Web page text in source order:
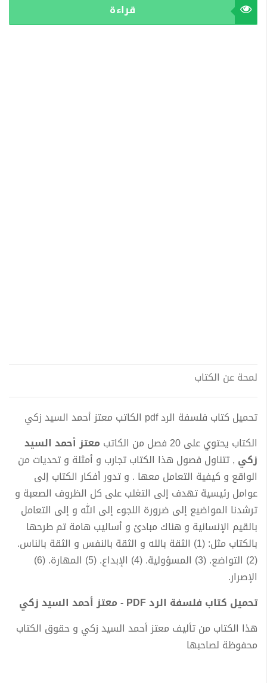
قراءة
لمحة عن الكتاب
تحميل كتاب فلسفة الرد pdf الكاتب معتز أحمد السيد زكي
الكتاب يحتوي على 20 فصل من الكاتب
معتز أحمد السيد
زكي , تتناول فصول هذا الكتاب تجارب و أمثلة و تحديات من
الواقع و كيفية التعامل معها . و تدور أفكار الكتاب إلى
عوامل رئيسية تهدف إلى التغلب على كل الظروف الصعبة و
ترشدنا المواضيع إلى ضرورة اللجوء إلى الله و إلى التعامل
بالقيم الإنسانية و هناك مبادئ و أساليب هامة تم طرحها
بالكتاب مثل: (1) الثقة بالله و الثقة بالنفس و الثقة بالناس.
(2) التواضع. (3) المسؤولية. (4) الإبداع. (5) المهارة. (6)
الإصرار.
تحميل كتاب فلسفة الرد PDF - معتز أحمد السيد زكي
هذا الكتاب من تأليف معتز أحمد السيد زكي و حقوق الكتاب
محفوظة لصاحبها